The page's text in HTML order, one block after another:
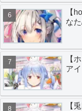
【
な
【
ア
【